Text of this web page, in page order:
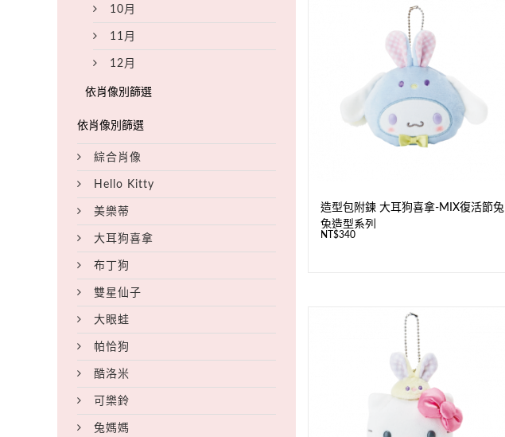
造型包附鍊 大耳狗喜拿-MIX復活節兔
兔造型系列
NT$340
10月
11月
12月
綜合肖像
Hello Kitty
美樂蒂
大耳狗喜拿
布丁狗
雙星仙子
大眼蛙
帕恰狗
酷洛米
可樂鈴
兔媽媽